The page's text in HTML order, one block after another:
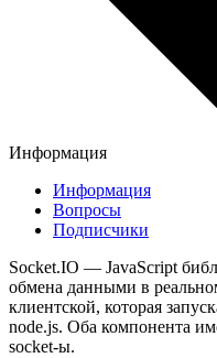
Информация
Информация
Вопросы
Подписчики
Socket.IO — JavaScript
обмена данными в
клиентской, которая
node.js. Оба компонента
socket-ы.